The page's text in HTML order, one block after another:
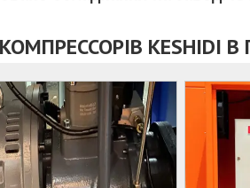
KESHIDI